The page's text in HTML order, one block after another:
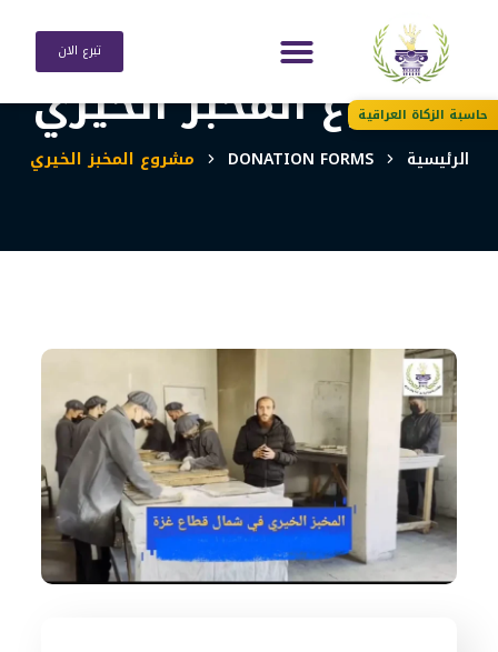
تبرع الان
مشروع المخبز الخيري
الرئيسية DONATION FORMS مشروع المخبز الخيري
حاسبة الزكاة العراقية